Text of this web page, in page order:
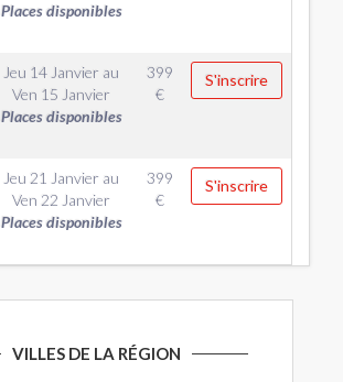
Places disponibles
Jeu 14 Janvier au
Ven 15 Janvier
Places disponibles
399
€
S'inscrire
Jeu 21 Janvier au
Ven 22 Janvier
Places disponibles
399
€
S'inscrire
VILLES DE LA RÉGION